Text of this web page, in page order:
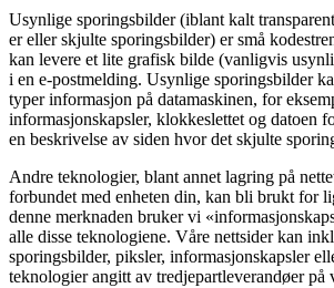
Usynlige sporingsbilder (iblant kalt
er eller skjulte sporingsbilder) er små
kan levere et lite grafisk bilde (vanligvis
i en e-postmelding. Usynlige sporingsbilder
typer informasjon på datamaskinen, for
informasjonskapsler, klokkeslettet og datoen
en beskrivelse av siden hvor det skjulte
Andre teknologier, blant annet lagring på
forbundet med enheten din, kan bli brukt for
denne merknaden bruker vi
alle disse teknologiene. Våre nettsider kan
sporingsbilder, piksler, informasjonskapsler
teknologier angitt av tredjepartleverandøer på